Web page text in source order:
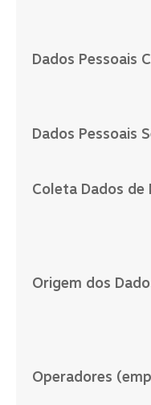
Dados Pessoais
Dados Pessoais
Coleta Dados de
Origem dos
Operadores